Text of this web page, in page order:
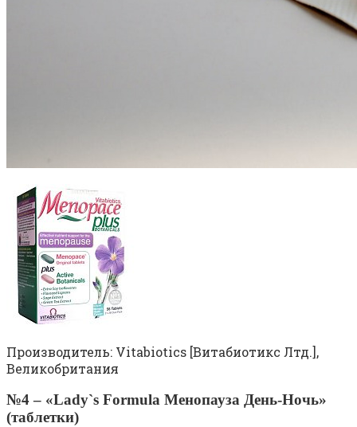
Производитель: Vitabiotics [Витабиотикс Лтд.],
Великобритания
№4 – «Lady`s Formula Менопауза День-Ночь»
(таблетки)